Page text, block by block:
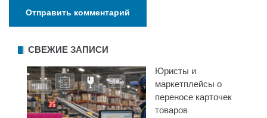
СВЕЖИЕ ЗАПИСИ
Юристы и
маркетплейсы о
переносе карточек
товаров